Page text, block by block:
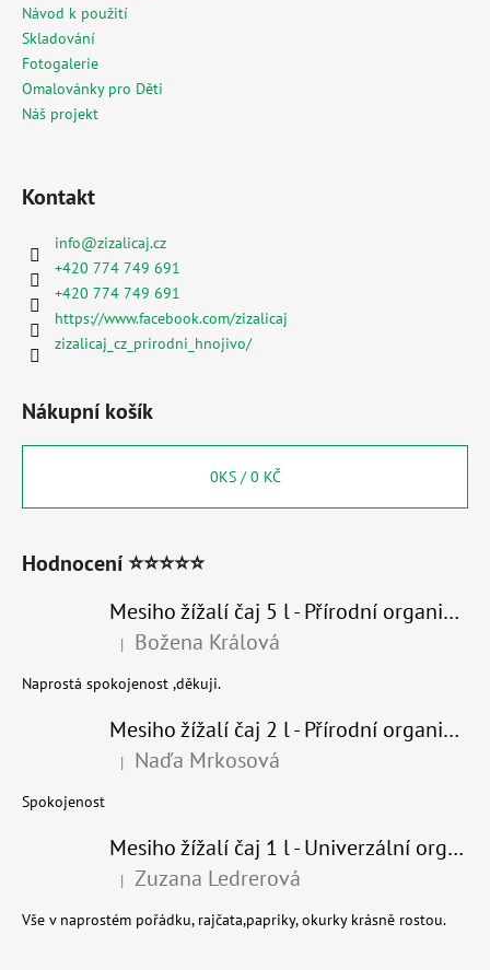
Návod k použití
Skladování
Fotogalerie
Omalovánky pro Děti
Náš projekt
Kontakt
info@zizalicaj.cz
+420 774 749 691
+420 774 749 691
https://www.facebook.com/zizalicaj
zizalicaj_cz_prirodni_hnojivo/
Nákupní košík
0KS /0 KČ
Hodnocení ⭐⭐⭐⭐⭐
Mesiho žížalí čaj 5 l - Přírodní organické hnojivo 100% nature
Hodnocení produktu je 5 z 5 hvězdiček.
| Božena Králová
Naprostá spokojenost ,děkuji.
Mesiho žížalí čaj 2 l - Přírodní organické hnojivo 100% nature - recyklovaný obal
Hodnocení produktu je 5 z 5 hvězdiček.
| Naďa Mrkosová
Spokojenost
Mesiho žížalí čaj 1 l - Univerzální organické hnojivo
Hodnocení produktu je 5 z 5 hvězdiček.
| Zuzana Ledrerová
Vše v naprostém pořádku, rajčata,papriky, okurky krásně rostou.